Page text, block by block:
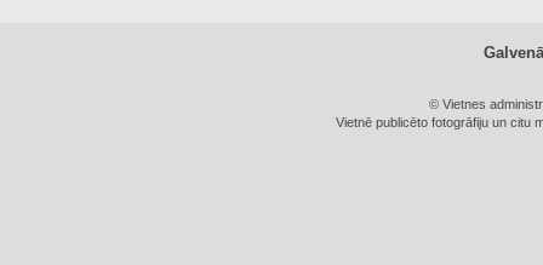
© Vietnes
Vietnē publicēto fotogrāfiju un citu